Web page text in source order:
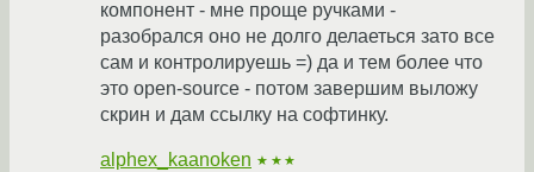
компонент - мне проще ручками -
разобрался оно не долго делаеться зато все
сам и контролируешь =) да и тем более что
это open-source - потом завершим выложу
скрин и дам ссылку на софтинку.
alphex_kaanoken ★★★